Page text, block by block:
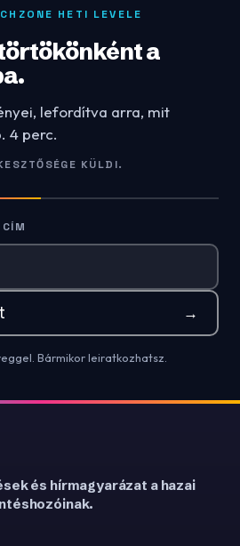
HETI LEVELE
a
lefordítva arra, mit
4 perc.
KÜLDI.
→
Bármikor leiratkozhatsz.
és hírmagyarázat a hazai